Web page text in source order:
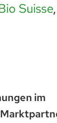
Suisse,
im